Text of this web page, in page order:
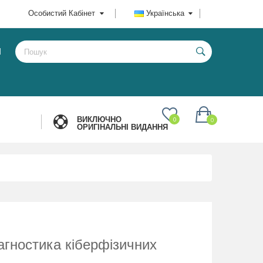
Українська
Особистий Кабінет
ВИКЛЮЧНО
ОРИГІНАЛЬНІ ВИДАННЯ
0
0
кіберфізичних